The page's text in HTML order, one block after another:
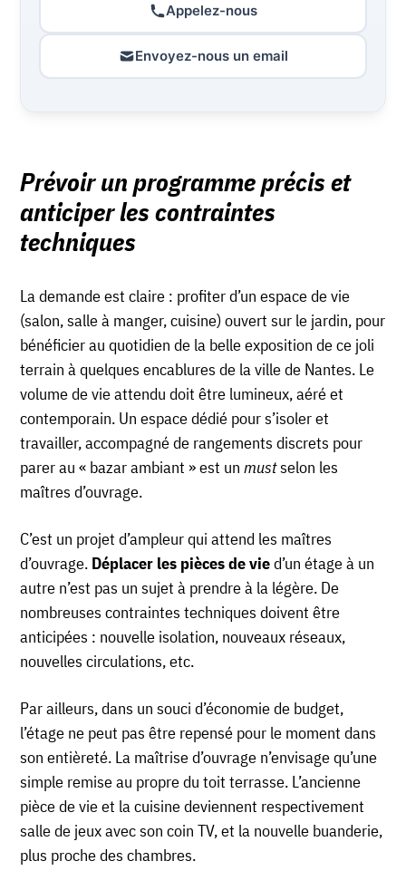
Appelez-nous
Envoyez-nous un email
Prévoir un programme précis et
anticiper les contraintes
techniques
La demande est claire : profiter d’unespace de vie
(salon, salle à manger, cuisine) ouvert sur le jardin, pour
bénéficier au quotidien de la belle exposition de ce joli
terrain à quelques encablures de la ville de Nantes. Le
volume de vie attendu doit être lumineux, aéré et
contemporain. Un espace dédié pour s’isoler et
travailler, accompagné de rangements discrets pour
parer au « bazar ambiant » est unmustselon les
maîtres d’ouvrage.
C’est un projet d’ampleur qui attend les maîtres
d’ouvrage. Déplacer les pièces de vied’un étage à un
autre n’est pas un sujet à prendre à la légère. De
nombreuses contraintes techniques doivent être
anticipées : nouvelle isolation, nouveaux réseaux,
nouvelles circulations, etc.
Par ailleurs, dans un souci d’économie de budget,
l’étage ne peut pas être repensé pour le moment dans
son entièreté. La maîtrise d’ouvrage n’envisage qu’une
simple remise au propre du toit terrasse. L’ancienne
pièce de vie et la cuisine deviennent respectivement
salle de jeux avec son coin TV, et la nouvelle buanderie,
plus proche des chambres.